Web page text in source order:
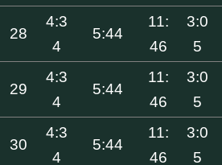
28
4:3
4
5:44
11:
46
3:0
5
29
4:3
4
5:44
11:
46
3:0
5
30
4:3
4
5:44
11:
46
3:0
5